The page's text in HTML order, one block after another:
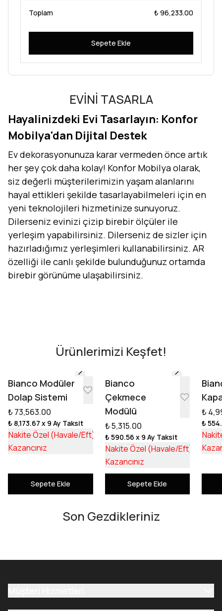
Toplam ₺ 96,233.00
Sepete Ekle
EVİNİ TASARLA
Hayalinizdeki Evi Tasarlayın: Konfor
Mobilya'dan Dijital Destek
Ev dekorasyonunuza karar vermeden önce artık
her şey çok daha kolay! Konfor Mobilya olarak,
siz değerli müşterilerimizin yaşam alanlarını
hayal ettikleri şekilde tasarlayabilmeleri için en
yeni teknolojileri hizmetinize sunuyoruz.
Dilerseniz evinizi çizip birebir ölçüler ile
yerleşim yapabilirsiniz. Dilerseniz de sizler için
hazırladığımız yerleşimleri kullanabilirsiniz. AR
özelliği ile canlı şekilde bulunduğunuz ortamda
birebir görünüme ulaşabilirsiniz.
Tasarıma Başla
Ürünlerimizi Keşfet!
Bianco Modüler
Dolap Sistemi
₺ 73,563.00
₺ 8,173.67 x 9 Ay Taksit
Nakite Özel (Havale/Eft) ₺ 55,253.17
Kazancınız ₺ 18,309.83
Sepete Ekle
Bianco
Çekmece
Modülü
₺ 5,315.00
₺ 590.56 x 9 Ay Taksit
Nakite Özel (Havale/Eft) ₺
Kazancınız
Sepete Ekle
₺
₺
Son Gezdikleriniz